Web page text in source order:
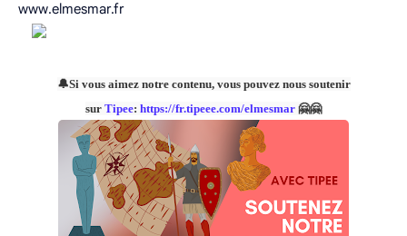
www.elmesmar.fr
🔔Si vous aimez notre contenu, vous pouvez nous soutenir
sur Tipee: https://fr.tipeee.com/elmesmar 🤗🤗